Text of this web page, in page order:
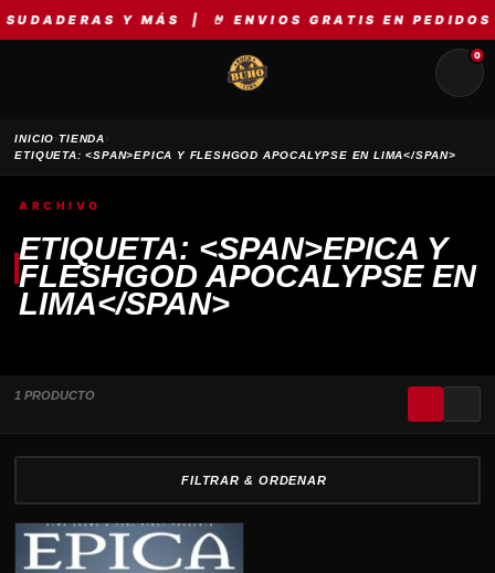
Y MÁS | 🤘 ENVIOS GRATIS EN
0
INICIO›TIENDA›
ETIQUETA: <SPAN>EPICA Y FLESHGOD APOCALYPSE EN LIMA</SPAN>
ARCHIVO
ETIQUETA: <SPAN>EPICA Y
FLESHGOD APOCALYPSE EN
LIMA</SPAN>
1 PRODUCTO
FILTRAR & ORDENAR